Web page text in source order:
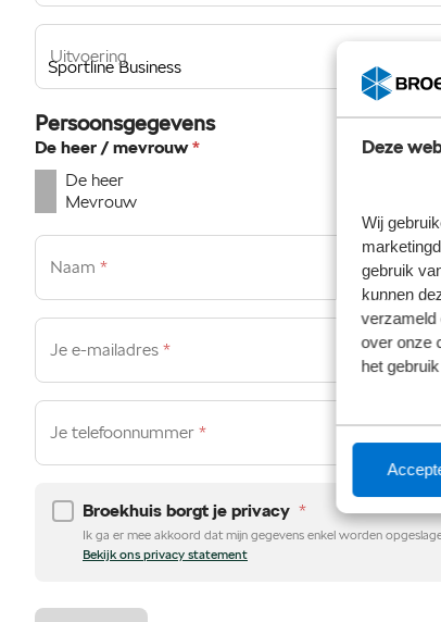
Deze
Wij
gebruik
kunnen
verzameld
over onze
het
Uitvoering
Persoonsgegevens
De heer / mevrouw*
De heer
Mevrouw
Naam *
Je e-mailadres *
Je telefoonnummer *
Broekhuis borgt je privacy *
Ik ga er mee akkoord dat mijn gegevens enkel worden
Bekijk ons privacy statement